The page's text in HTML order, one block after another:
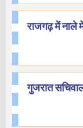
राजगढ़ में नाले
गुजरात